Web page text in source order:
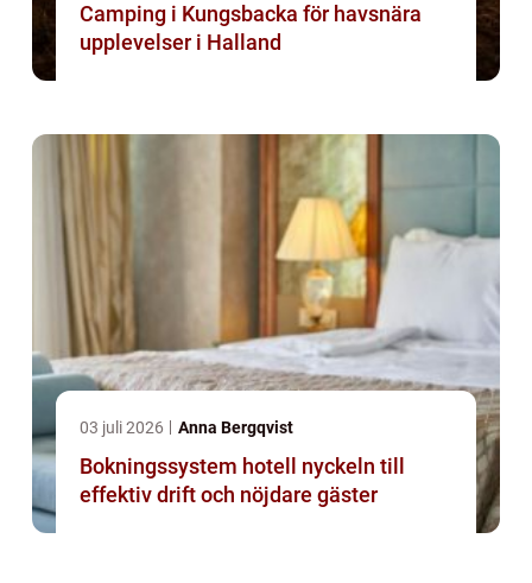
Camping i Kungsbacka för havsnära
upplevelser i Halland
03 juli 2026 Anna Bergqvist
Bokningssystem hotell nyckeln till
effektiv drift och nöjdare gäster